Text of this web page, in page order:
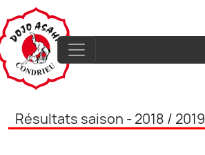
Résultats saison - 2018 / 2019